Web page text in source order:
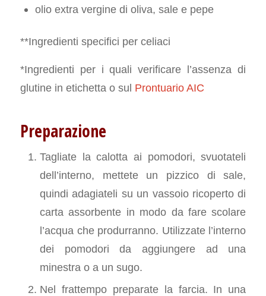
olio extra vergine di oliva, sale e pepe
**Ingredienti specifici per celiaci
*Ingredienti per i quali verificare l’assenza di
glutine in etichetta o sul Prontuario AIC
Preparazione
Tagliate la calotta ai pomodori, svuotateli
dell’interno, mettete un pizzico di sale,
quindi adagiateli su un vassoio ricoperto di
carta assorbente in modo da fare scolare
l’acqua che produrranno. Utilizzate l’interno
dei pomodori da aggiungere ad una
minestra o a un sugo.
Nel frattempo preparate la farcia. In una